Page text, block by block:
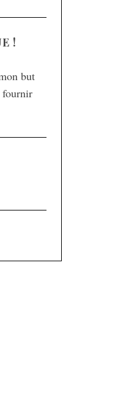
C
!
but
fournir